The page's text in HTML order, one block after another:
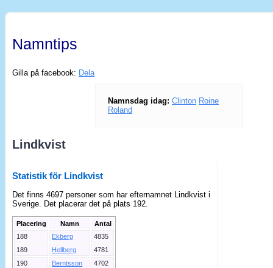
Namntips
Gilla på facebook: Dela
Namnsdag idag: Clinton Roine
Roland
Lindkvist
Statistik för Lindkvist
Det finns 4697 personer som har efternamnet Lindkvist i
Sverige. Det placerar det på plats 192.
Placering Namn
Antal
188
Ekberg
4835
189
Hellberg
4781
190
Berntsson
4702